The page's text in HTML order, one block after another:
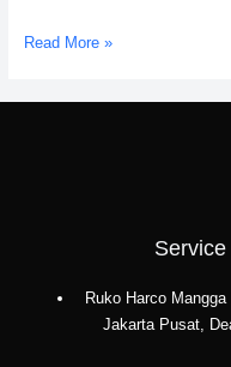
Service
Read More »
Ruko Harco
Jakarta Pusat,